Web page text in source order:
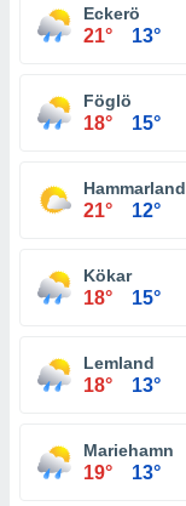
Eckerö
21° 13°
Föglö
18° 15°
Hammarland
21° 12°
Kökar
18° 15°
Lemland
18° 13°
Mariehamn
19° 13°